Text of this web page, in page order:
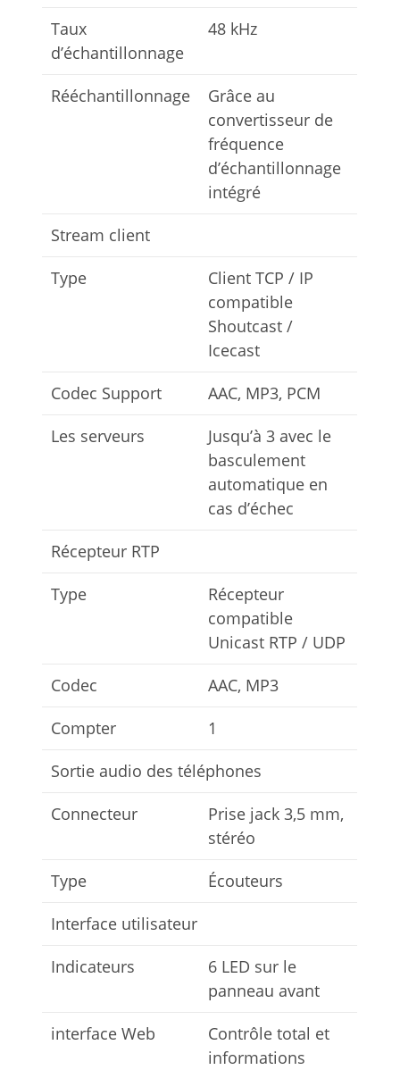
Taux
d’échantillonnage
48 kHz
Rééchantillonnage
Grâce au
convertisseur de
fréquence
d’échantillonnage
intégré
Stream client
Type
Client TCP / IP
compatible
Shoutcast /
Icecast
Codec Support
AAC, MP3, PCM
Les serveurs
Jusqu’à 3 avec le
basculement
automatique en
cas d’échec
Récepteur RTP
Type
Récepteur
compatible
Unicast RTP / UDP
Codec
AAC, MP3
Compter
1
Sortie audio des téléphones
Connecteur
Prise jack 3,5 mm,
stéréo
Type
Écouteurs
Interface utilisateur
Indicateurs
6 LED sur le
panneau avant
interface Web
Contrôle total et
informations